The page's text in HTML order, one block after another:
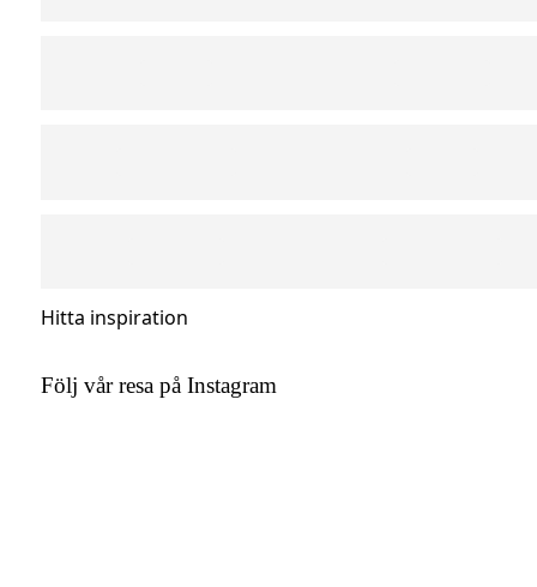
Hitta inspiration
Följ vår resa på Instagram